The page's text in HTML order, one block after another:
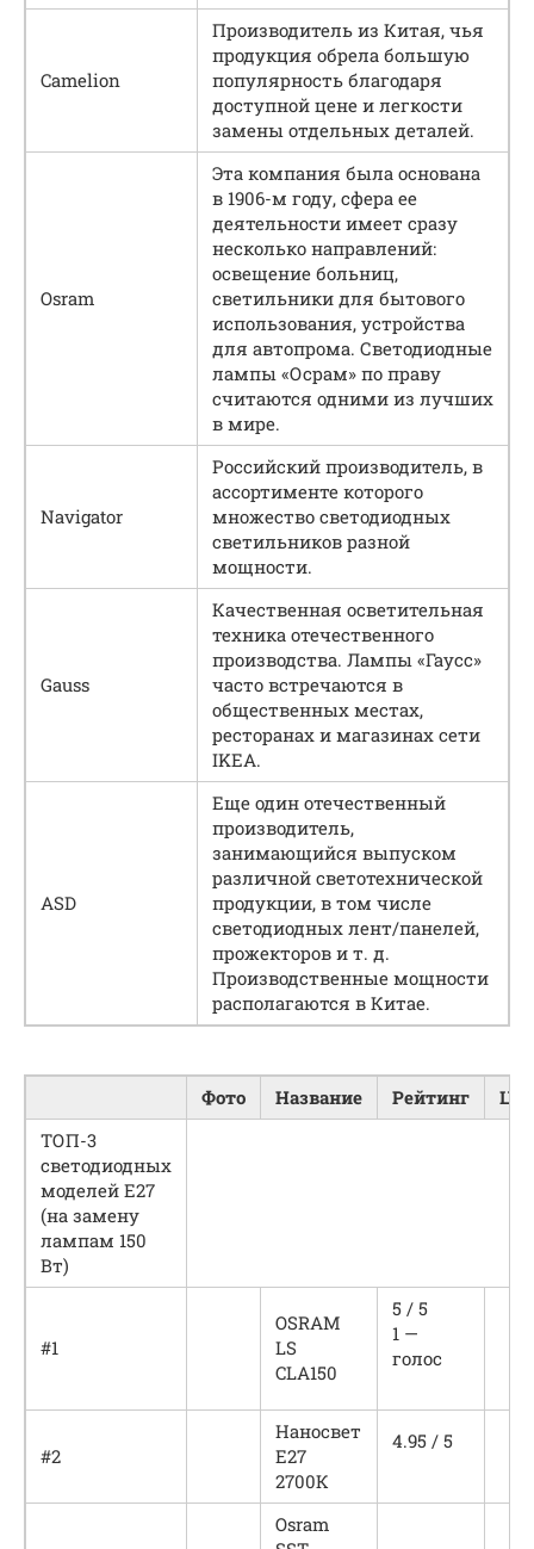
Camelion
Производитель из Китая, чья
продукция обрела большую
популярность благодаря
доступной цене и легкости
замены отдельных деталей.
Osram
Эта компания была основана
в 1906-м году, сфера ее
деятельности имеет сразу
несколько направлений:
освещение больниц,
светильники для бытового
использования, устройства
для автопрома. Светодиодные
лампы «Осрам» по праву
считаются одними из лучших
в мире.
Navigator
Российский производитель, в
ассортименте которого
множество светодиодных
светильников разной
мощности.
Gauss
Качественная осветительная
техника отечественного
производства. Лампы «Гаусс»
часто встречаются в
общественных местах,
ресторанах и магазинах сети
IKEA.
ASD
Еще один отечественный
производитель,
занимающийся выпуском
различной светотехнической
продукции, в том числе
светодиодных лент/панелей,
прожекторов и т. д.
Производственные мощности
располагаются в Китае.
Фото Название Рейтинг
ТОП-3
светодиодных
моделей Е27
(на замену
лампам 150
Вт)
#1
OSRAM
LS
CLA150
5 / 5
1 —
голос
#2
Наносвет
Е27
2700К
4.95 / 5
Osram